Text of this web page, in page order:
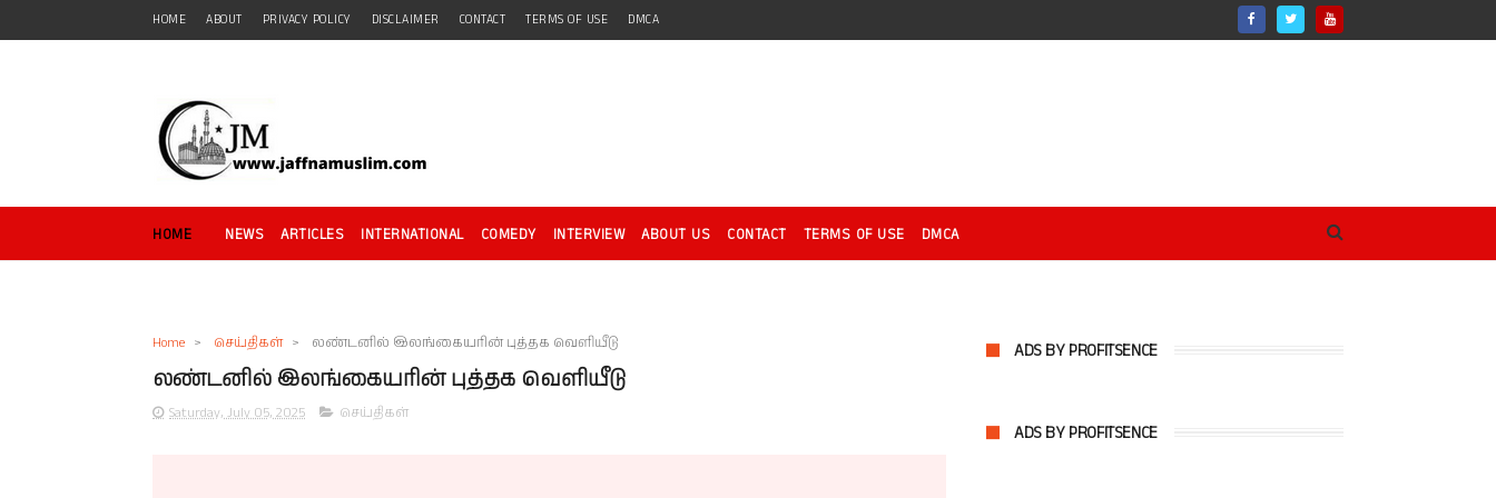
HOME ABOUT PRIVACY POLICY DISCLAIMER CONTACT TERMS OF USE DMCA
HOME NEWS ARTICLES INTERNATIONAL COMEDY INTERVIEW ABOUT US CONTACT TERMS OF USE DMCA
Home > செய்திகள் > லண்டனில் இலங்கையரின் புத்தக வெளியீடு
லண்டனில் இலங்கையரின் புத்தக வெளியீடு
Saturday, July 05, 2025 செய்திகள்
ADS BY PROFITSENCE
ADS BY PROFITSENCE